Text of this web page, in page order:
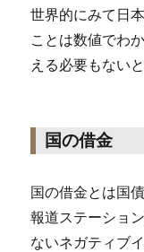
世界的にみて日
ことは数値でわ
える必要もない
国の借金
国の借金とは国
報道ステーショ
ないネガティブ